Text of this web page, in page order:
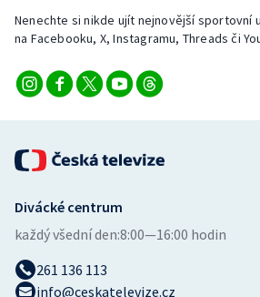
Veslování
Vodní slalom
Volejbal
Ostatní
Nenechte si nikde ujít nejnovější sportovní
na Facebooku, X, Instagramu, Threads či
Divácké centrum
každý všední den:8:00—16:00 hodin
261 136 113
info@ceskatelevize.cz